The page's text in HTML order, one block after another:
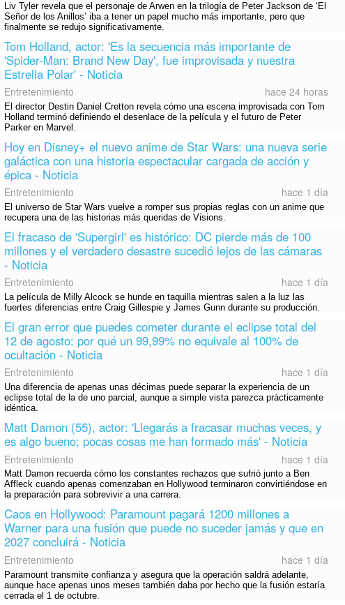
Liv Tyler revela que el personaje de Arwen en la trilogía de Peter Jackson de ‘El
Señor de los Anillos’ iba a tener un papel mucho más importante, pero que
finalmente se redujo significativamente.
Tom Holland, actor: 'Es la secuencia más importante de
'Spider-Man: Brand New Day', fue improvisada y nuestra
Estrella Polar' - Noticia
Entretenimiento hace 24 horas
El director Destin Daniel Cretton revela cómo una escena improvisada con Tom
Holland terminó definiendo el desenlace de la película y el futuro de Peter
Parker en Marvel.
Hoy en Disney+ el nuevo anime de Star Wars: una nueva serie
galáctica con una historia espectacular cargada de acción y
épica - Noticia
Entretenimiento hace 1 día
El universo de Star Wars vuelve a romper sus propias reglas con un anime que
recupera una de las historias más queridas de Visions.
El fracaso de 'Supergirl' es histórico: DC pierde más de 100
millones y el verdadero desastre sucedió lejos de las cámaras
- Noticia
Entretenimiento hace 1 día
La película de Milly Alcock se hunde en taquilla mientras salen a la luz las
fuertes diferencias entre Craig Gillespie y James Gunn durante su producción.
El gran error que puedes cometer durante el eclipse total del
12 de agosto: por qué un 99,99% no equivale al 100% de
ocultación - Noticia
Entretenimiento hace 1 día
Una diferencia de apenas unas décimas puede separar la experiencia de un
eclipse total de la de uno parcial, aunque a simple vista parezca prácticamente
idéntica.
Matt Damon (55), actor: 'Llegarás a fracasar muchas veces, y
es algo bueno; pocas cosas me han formado más' - Noticia
Entretenimiento hace 1 día
Matt Damon recuerda cómo los constantes rechazos que sufrió junto a Ben
Affleck cuando apenas comenzaban en Hollywood terminaron convirtiéndose en
la preparación para sobrevivir a una carrera.
Caos en Hollywood: Paramount pagará 1200 millones a
Warner para una fusión que puede no suceder jamás y que en
2027 concluirá - Noticia
Entretenimiento hace 1 día
Paramount transmite confianza y asegura que la operación saldrá adelante,
aunque hace apenas unos meses también daba por hecho que la fusión estaría
cerrada el 1 de octubre.